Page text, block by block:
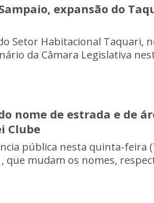
expansão do
Setor Habitacional Taquari,
da Câmara Legislativa
nome de estrada e de
Clube
pública nesta quinta-feira
que mudam os nomes,